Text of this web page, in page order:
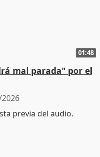
01:48
mal parada" por el